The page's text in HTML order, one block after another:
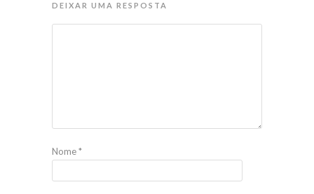
DEIXAR UMA RESPOSTA
Nome*